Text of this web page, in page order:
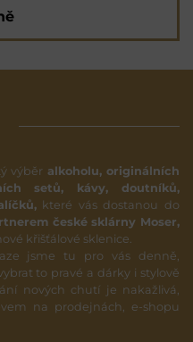
výběr alkoholu, originálních
setů, kávy, doutníků,
které vás dostanou do
české sklárny Moser,
křišťálové sklenice.
jsme tu pro vás denně,
to pravé a dárky i stylově
nových chutí je nakažlivá,
na prodejnách, e-shopu